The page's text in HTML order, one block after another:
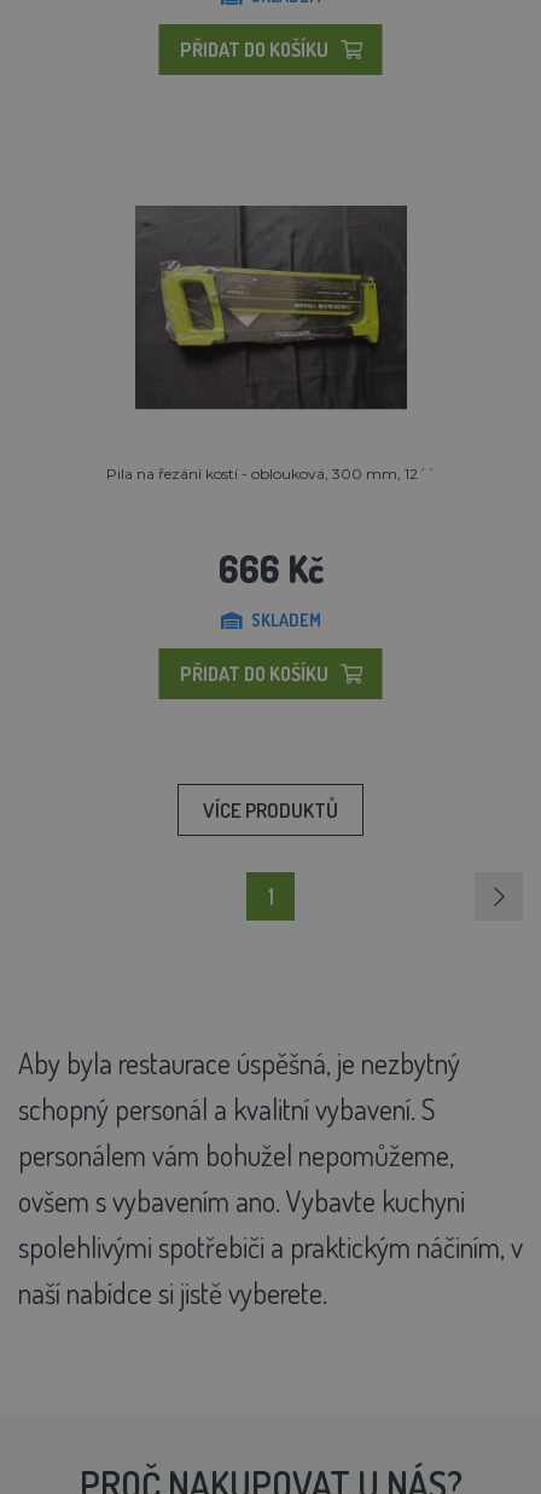
PŘIDAT DO KOŠÍKU
Pila na řezání kostí - oblouková, 300 mm, 12´´
666 Kč
SKLADEM
PŘIDAT DO KOŠÍKU
VÍCE PRODUKTŮ
1
Aby byla restaurace úspěšná, je nezbytný
schopný personál a kvalitní vybavení. S
personálem vám bohužel nepomůžeme,
ovšem s vybavením ano. Vybavte kuchyni
spolehlivými spotřebiči a praktickým náčiním, v
naší nabídce si jistě vyberete.
PROČ NAKUPOVAT U NÁS?